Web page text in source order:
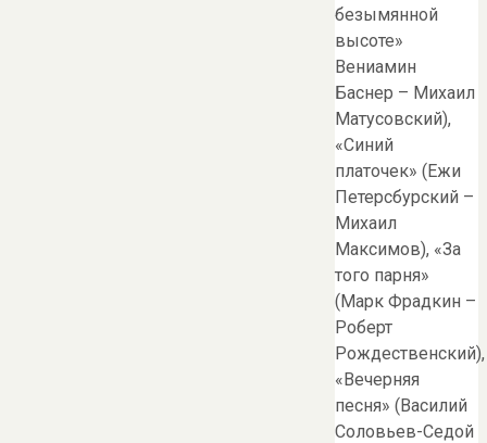
безымянной
высоте»
Вениамин
Баснер – Михаил
Матусовский),
«Синий
платочек» (Ежи
Петерсбурский –
Михаил
Максимов), «За
того парня»
(Марк Фрадкин –
Роберт
Рождественский),
«Вечерняя
песня» (Василий
Соловьев-Седой